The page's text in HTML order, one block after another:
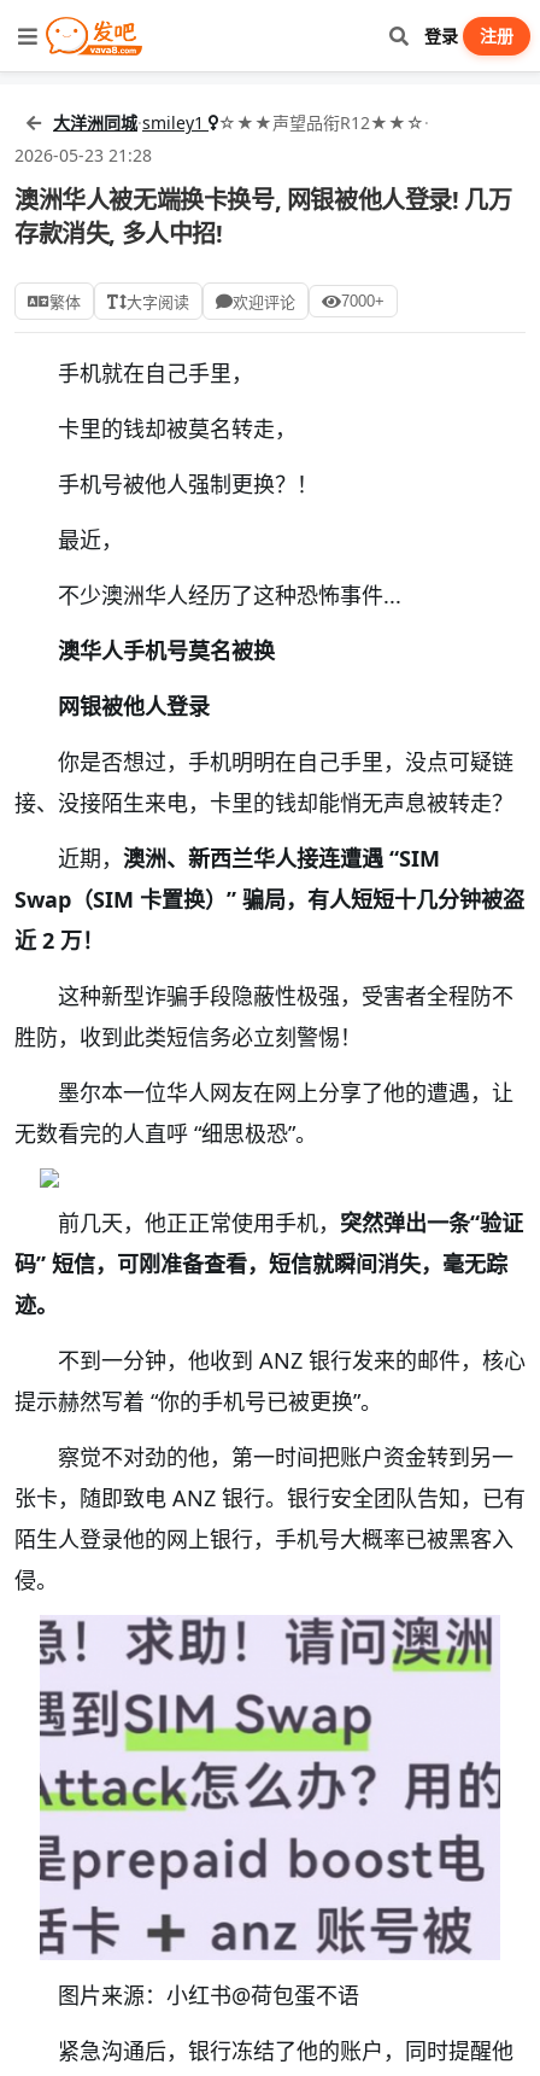
登录 注册
大洋洲同城·smiley1 ☆★★声望品衔R12★★☆·
2026-05-23 21:28
澳洲华人被无端换卡换号, 网银被他人登录! 几万
存款消失, 多人中招!
繁体 大字阅读 欢迎评论 7000+
手机就在自己手里，
卡里的钱却被莫名转走，
手机号被他人强制更换？！
最近，
不少澳洲华人经历了这种恐怖事件...
澳华人手机号莫名被换
网银被他人登录
你是否想过，手机明明在自己手里，没点可疑链
接、没接陌生来电，卡里的钱却能悄无声息被转走？
近期， 澳洲、新西兰华人接连遭遇 “SIM
Swap（SIM 卡置换）” 骗局，有人短短十几分钟被盗
近 2 万！
这种新型诈骗手段隐蔽性极强，受害者全程防不
胜防，收到此类短信务必立刻警惕！
墨尔本一位华人网友在网上分享了他的遭遇，让
无数看完的人直呼 “细思极恐”。
前几天，他正正常使用手机， 突然弹出一条“验证
码” 短信，可刚准备查看，短信就瞬间消失，毫无踪
迹。
不到一分钟，他收到 ANZ 银行发来的邮件，核心
提示赫然写着 “你的手机号已被更换”。
察觉不对劲的他，第一时间把账户资金转到另一
张卡，随即致电 ANZ 银行。银行安全团队告知，已有
陌生人登录他的网上银行，手机号大概率已被黑客入
侵。
图片来源：小红书@荷包蛋不语
紧急沟通后，银行冻结了他的账户，同时提醒他